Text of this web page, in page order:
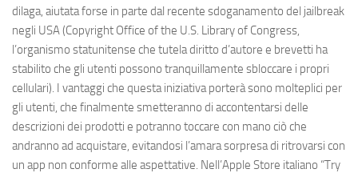
dilaga, aiutata forse in parte dal recente sdoganamento del jailbreak
negli USA (Copyright Office of the U.S. Library of Congress,
l’organismo statunitense che tutela diritto d’autore e brevetti ha
stabilito che gli utenti possono tranquillamente sbloccare i propri
cellulari). I vantaggi che questa iniziativa porterà sono molteplici per
gli utenti, che finalmente smetteranno di accontentarsi delle
descrizioni dei prodotti e potranno toccare con mano ciò che
andranno ad acquistare, evitandosi l’amara sorpresa di ritrovarsi con
un app non conforme alle aspettative. Nell’Apple Store italiano “Try